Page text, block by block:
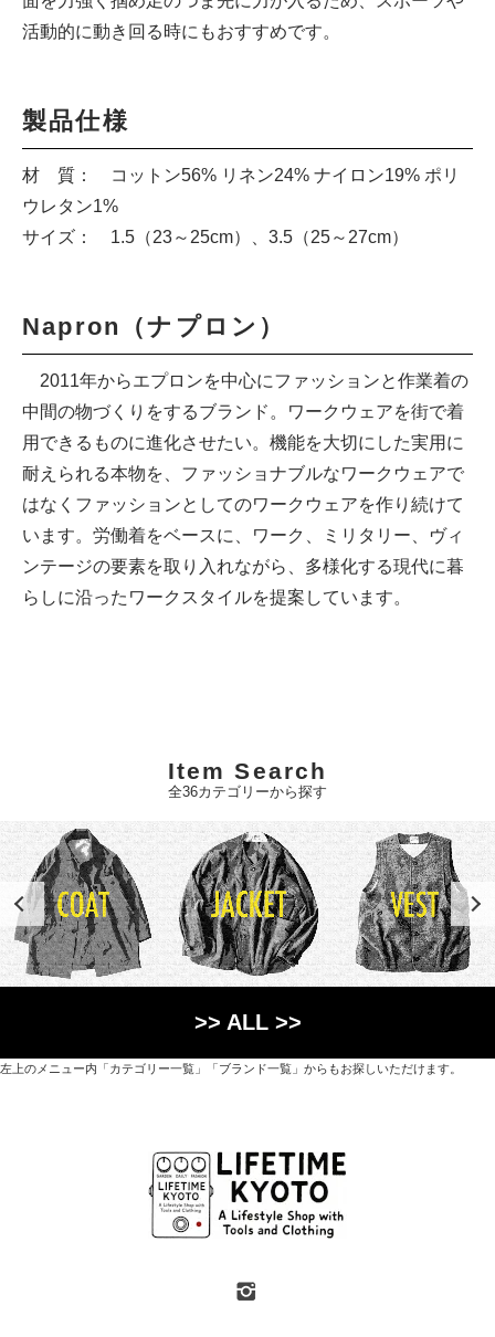
活動的に動き回る時にもおすすめです。
製品仕様
材 質： コットン56% リネン24% ナイロン19% ポリ
ウレタン1%
サイズ： 1.5（23～25cm）、3.5（25～27cm）
Napron（ナプロン）
2011年からエプロンを中心にファッションと作業着の
中間の物づくりをするブランド。ワークウェアを街で着
用できるものに進化させたい。機能を大切にした実用に
耐えられる本物を、ファッショナブルなワークウェアで
はなくファッションとしてのワークウェアを作り続けて
います。労働着をベースに、ワーク、ミリタリー、ヴィ
ンテージの要素を取り入れながら、多様化する現代に暮
らしに沿ったワークスタイルを提案しています。
Item Search
全36カテゴリーから探す
>> ALL >>
左上のメニュー内「カテゴリー一覧」「ブランド一覧」からもお探しいただけます。
オリジナルを含むファッションアイテムが中心の
京都・紫野にあるライフスタイルショップです。
京都府京都市北区紫野上築山町21（1階と2階）
定休日 / 水・日曜